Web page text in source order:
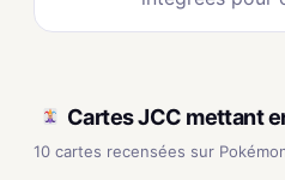
Cartes JCC mettant
10 cartes recensées sur